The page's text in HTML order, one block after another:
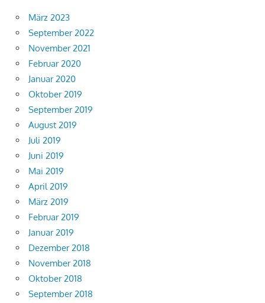
März 2023
September 2022
November 2021
Februar 2020
Januar 2020
Oktober 2019
September 2019
August 2019
Juli 2019
Juni 2019
Mai 2019
April 2019
März 2019
Februar 2019
Januar 2019
Dezember 2018
November 2018
Oktober 2018
September 2018